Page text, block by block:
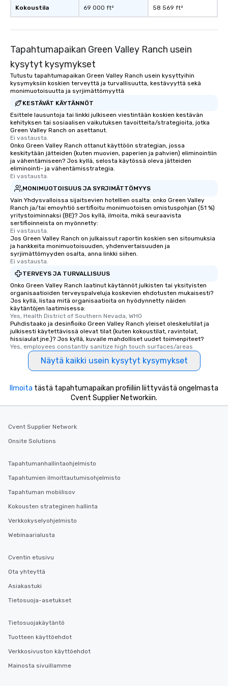
Kokoustila 69 000 ft² 58 569 ft²
Tapahtumapaikan Green Valley Ranch usein
kysytyt kysymykset
Tutustu tapahtumapaikan Green Valley Ranch usein kysyttyihin
kysymyksiin koskien terveyttä ja turvallisuutta, kestävyyttä sekä
monimuotoisuutta ja syrjimättömyyttä
KESTÄVÄT KÄYTÄNNÖT
Esittele lausuntoja tai linkki julkiseen viestintään koskien kestävän
kehityksen tai sosiaalisen vaikutuksen tavoitteita/strategioita, jotka
Green Valley Ranch on asettanut.
Ei vastausta.
Onko Green Valley Ranch ottanut käyttöön strategian, jossa
keskitytään jätteiden (kuten muovien, paperien ja pahvien) eliminointiin
ja vähentämiseen? Jos kyllä, selosta käytössä oleva jätteiden
eliminointi- ja vähentämisstrategia.
Ei vastausta.
MONIMUOTOISUUS JA SYRJIMÄTTÖMYYS
Vain Yhdysvalloissa sijaitsevien hotellien osalta: onko Green Valley
Ranch ja/tai emoyhtiö sertifioitu monimuotoisen omistuspohjan (51 %)
yritystoiminnaksi (BE)? Jos kyllä, ilmoita, mikä seuraavista
sertifioinneista on myönnetty:
Ei vastausta.
Jos Green Valley Ranch on julkaissut raportin koskien sen sitoumuksia
ja hankkeita monimuotoisuuden, yhdenvertaisuuden ja
syrjimättömyyden osalta, anna linkki siihen.
Ei vastausta.
TERVEYS JA TURVALLISUUS
Onko Green Valley Ranch laatinut käytännöt julkisten tai yksityisten
organisaatioiden terveyspalveluja koskevien ehdotusten mukaisesti?
Jos kyllä, listaa mitä organisaatioita on hyödynnetty näiden
käytäntöjen laatimisessa:
Yes, Health District of Southern Nevada, WHO
Puhdistaako ja desinfioiko Green Valley Ranch yleiset oleskelutilat ja
julkisesti käytettävissä olevat tilat (kuten kokoustilat, ravintolat,
hissiaulat jne.)? Jos kyllä, kuvaile mahdolliset uudet toimenpiteet?
Yes, employees constantly sanitize high touch surfaces/areas
Näytä kaikki usein kysytyt kysymykset
Ilmoita tästä tapahtumapaikan profiiliin liittyvästä ongelmasta
Cvent Supplier Networkiin.
Cvent Supplier Network
Onsite Solutions
Tapahtumanhallintaohjelmisto
Tapahtumien ilmoittautumisohjelmisto
Tapahtuman mobiilisov
Kokousten strateginen hallinta
Verkkokyselyohjelmisto
Webinaarialusta
Cventin etusivu
Ota yhteyttä
Asiakastuki
Tietosuoja-asetukset
Tietosuojakäytäntö
Tuotteen käyttöehdot
Verkkosivuston käyttöehdot
Mainosta sivuillamme